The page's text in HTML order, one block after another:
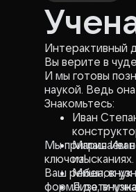
Интерактивный
Вы верите в
И мы готовы
наукой. Ведь
Знакомьтесь:
Иван
Мария
изысканиях.
Миша, внук
Лиза,
Мы приглашаем
ключом!
Ваш ребенок
форме дети